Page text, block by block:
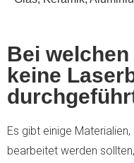
Bei
keine
Es gibt einige
bearbeitet werden sollten,